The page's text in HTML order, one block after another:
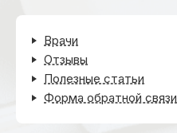
Врачи
Отзывы
Полезные статьи
Форма обратной связи